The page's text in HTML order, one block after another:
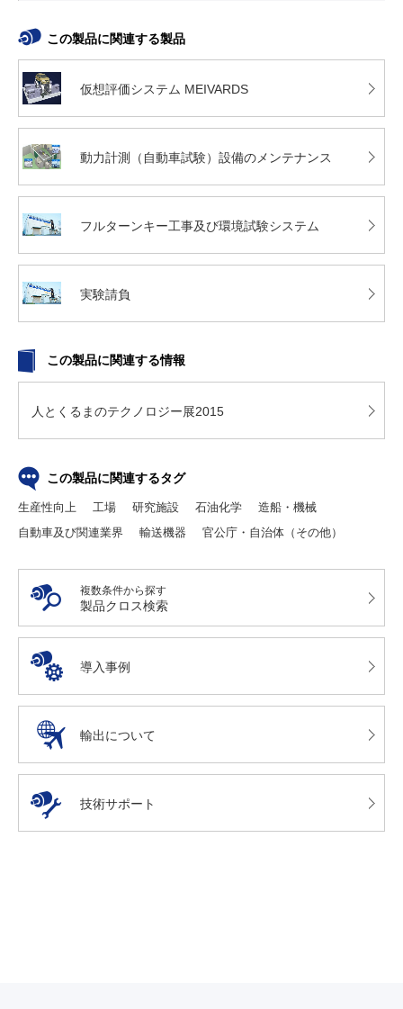
この製品に関連する製品
仮想評価システム MEIVARDS
動力計測（自動車試験）設備のメンテナンス
フルターンキー工事及び環境試験システム
実験請負
この製品に関連する情報
人とくるまのテクノロジー展2015
この製品に関連するタグ
生産性向上 工場 研究施設 石油化学
造船・機械
自動車及び関連業界
輸送機器 官公庁・自治体（その他）
複数条件から探す
製品クロス検索
導入事例
輸出について
技術サポート